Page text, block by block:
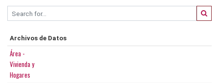
Archivos de Datos
Área -
Vivienda y
Hogares